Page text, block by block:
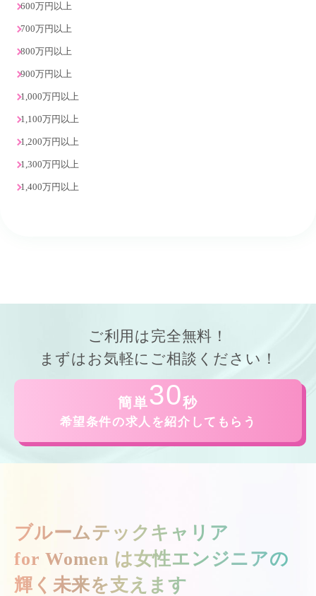
600万円以上
700万円以上
800万円以上
900万円以上
1,000万円以上
1,100万円以上
1,200万円以上
1,300万円以上
1,400万円以上
ご利用は 完全無料！
まずはお気軽にご相談ください！
簡単30秒
希望条件の求人を紹介してもらう
ブルームテックキャリア
for Women は女性エンジニアの
輝く未来を支えます